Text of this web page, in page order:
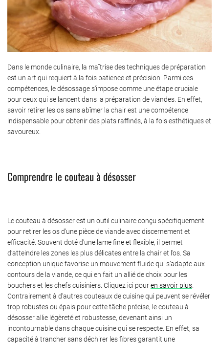
Dans le monde culinaire, la maîtrise des techniques de préparation
est un art qui requiert à la fois patience et précision. Parmi ces
compétences, le désossage s’impose comme une étape cruciale
pour ceux qui se lancent dans la préparation de viandes. En effet,
savoir retirer les os sans abîmer la chair est une compétence
indispensable pour obtenir des plats raffinés, à la fois esthétiques et
savoureux.
Comprendre le couteau à désosser
Le couteau à désosser est un outil culinaire conçu spécifiquement
pour retirer les os d’une pièce de viande avec discernement et
efficacité. Souvent doté d’une lame fine et flexible, il permet
d’atteindre les zones les plus délicates entre la chair et l’os. Sa
conception unique favorise un mouvement fluide qui s’adapte aux
contours de la viande, ce qui en fait un allié de choix pour les
bouchers et les chefs cuisiniers. Cliquez ici pouren savoir plus
Contrairement à d’autres couteaux de cuisine qui peuvent se révéler
trop robustes ou épais pour cette tâche précise, le couteau à
désosser allie légèreté et robustesse, devenant ainsi un
incontournable dans chaque cuisine qui se respecte. En effet, sa
capacité à trancher sans déchirer les fibres garantit une